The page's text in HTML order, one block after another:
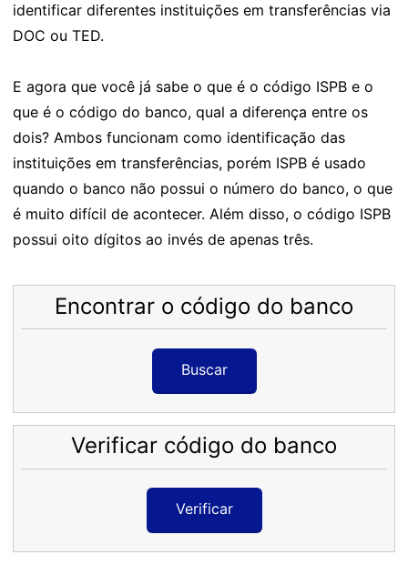
identificar diferentes instituições em transferências via
DOC ou TED.
E agora que você já sabe o que é o código ISPB e o
que é o código do banco, qual a diferença entre os
dois? Ambos funcionam como identificação das
instituições em transferências, porém ISPB é usado
quando o banco não possui o número do banco, o que
é muito difícil de acontecer. Além disso, o código ISPB
possui oito dígitos ao invés de apenas três.
Encontrar o código do banco
Buscar
Verificar código do banco
Verificar